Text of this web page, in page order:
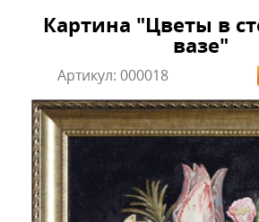
Картина "Цветы в
вазе"
Артикул:000018